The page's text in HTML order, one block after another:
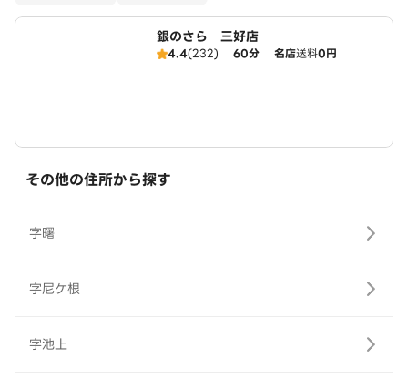
銀のさら 三好店
4.4(232) 60分 名店送料0円
その他の住所から探す
字曙
字尼ケ根
字池上